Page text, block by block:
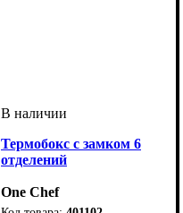
Термобокс с замком 6
отделений
One Chef